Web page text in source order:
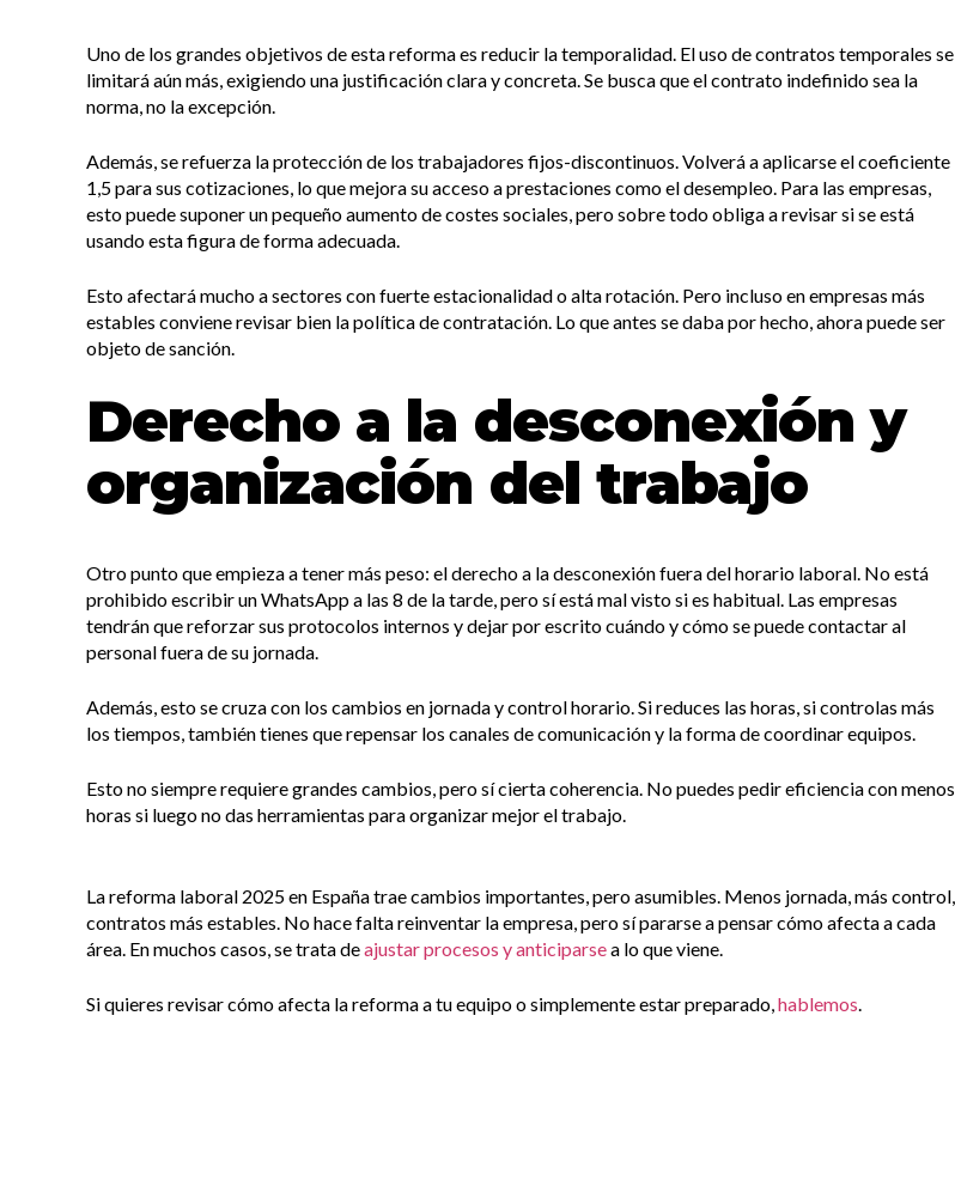
Uno de los grandes objetivos de esta reforma es reducir la temporalidad. El uso de contratos temporales se
limitará aún más, exigiendo una justificación clara y concreta. Se busca que el contrato indefinido sea la
norma, no la excepción.
Además, se refuerza la protección de los trabajadores fijos-discontinuos. Volverá a aplicarse el coeficiente
1,5 para sus cotizaciones, lo que mejora su acceso a prestaciones como el desempleo. Para las empresas,
esto puede suponer un pequeño aumento de costes sociales, pero sobre todo obliga a revisar si se está
usando esta figura de forma adecuada.
Esto afectará mucho a sectores con fuerte estacionalidad o alta rotación. Pero incluso en empresas más
estables conviene revisar bien la política de contratación. Lo que antes se daba por hecho, ahora puede ser
objeto de sanción.
Derecho a la desconexión y
organización del trabajo
Otro punto que empieza a tener más peso: el derecho a la desconexión fuera del horario laboral. No está
prohibido escribir un WhatsApp a las 8 de la tarde, pero sí está mal visto si es habitual. Las empresas
tendrán que reforzar sus protocolos internos y dejar por escrito cuándo y cómo se puede contactar al
personal fuera de su jornada.
Además, esto se cruza con los cambios en jornada y control horario. Si reduces las horas, si controlas más
los tiempos, también tienes que repensar los canales de comunicación y la forma de coordinar equipos.
Esto no siempre requiere grandes cambios, pero sí cierta coherencia. No puedes pedir eficiencia con menos
horas si luego no das herramientas para organizar mejor el trabajo.
La reforma laboral 2025 en España trae cambios importantes, pero asumibles. Menos jornada, más control,
contratos más estables. No hace falta reinventar la empresa, pero sí pararse a pensar cómo afecta a cada
área. En muchos casos, se trata deajustar procesos y anticiparsea lo que viene.
Si quieres revisar cómo afecta la reforma a tu equipo o simplemente estar preparado, hablemos